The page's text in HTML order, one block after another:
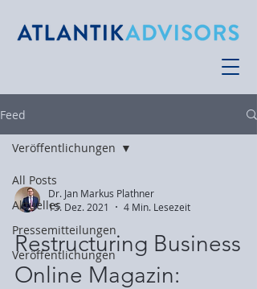
Feed
All Posts
Aktuelles
Pressemitteilungen
Veröffentlichungen
Veröffentlichungen
Dr. Jan Markus Plathner
15. Dez. 2021
4 Min. Lesezeit
Restructuring Business
Online Magazin: